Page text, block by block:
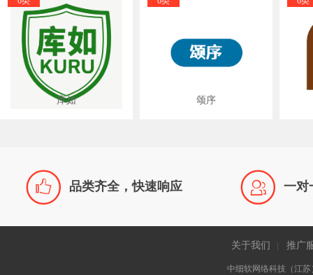
库如 颂序
 品类齐全，快速响应  一对
关于我们 推广
中细软网络科技（江